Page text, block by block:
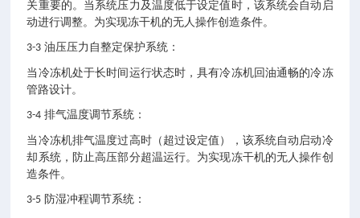
关重要的。当系统压力及温度低于设定值时，该系统会自动启
动进行调整。为实现冻干机的无人操作创造条件。
3-3 油压压力自整定保护系统：
当冷冻机处于长时间运行状态时，具有冷冻机回油通畅的冷冻
管路设计。
3-4 排气温度调节系统：
当冷冻机排气温度过高时（超过设定值），该系统自动启动冷
却系统，防止高压部分超温运行。为实现冻干机的无人操作创
造条件。
3-5 防湿冲程调节系统：